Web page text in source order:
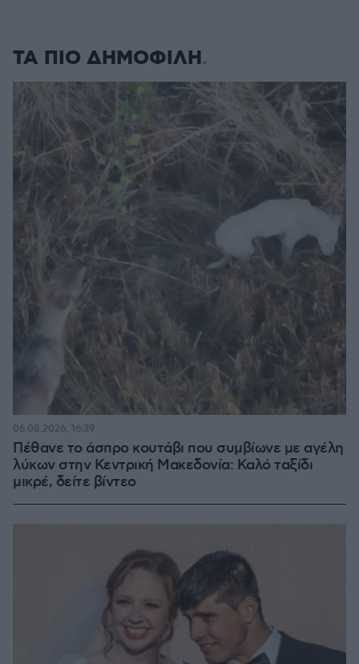
ΤΑ ΠΙΟ ΔΗΜΟΦΙΛΗ
Πέθανε το άσπρο κουτάβι που συμβίωνε με αγέλη
λύκων στην Κεντρική Μακεδονία: Καλό ταξίδι
μικρέ, δείτε βίντεο
06.08.2026, 16:39